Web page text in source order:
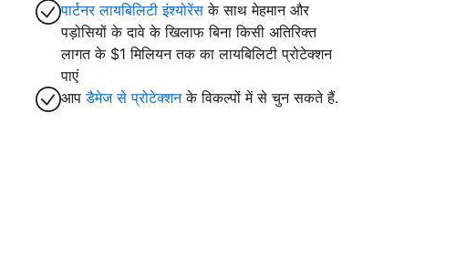
पार्टनर लायबिलिटी इंश्योरेंस के साथ मेहमान और
पड़ोसियों के दावे के खिलाफ बिना किसी अतिरिक्त
लागत के $1 मिलियन तक का लायबिलिटी प्रोटेक्शन
पाएं
आपडैमेज से प्रोटेक्शनके विकल्पों में से चुन सकते हैं.